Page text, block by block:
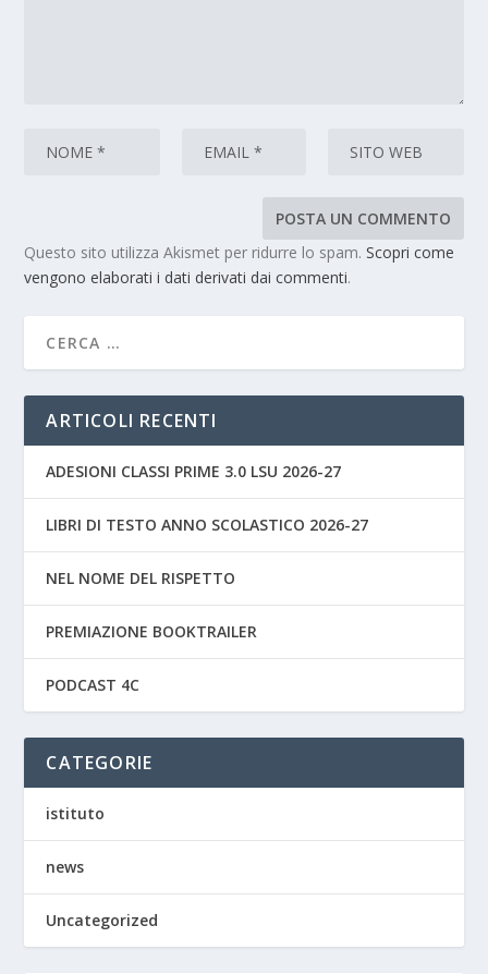
Questo sito utilizza Akismet per ridurre lo spam.Scopri come
vengono elaborati i dati derivati dai commenti.
ARTICOLI RECENTI
ADESIONI CLASSI PRIME 3.0 LSU 2026-27
LIBRI DI TESTO ANNO SCOLASTICO 2026-27
NEL NOME DEL RISPETTO
PREMIAZIONE BOOKTRAILER
PODCAST 4C
CATEGORIE
istituto
news
Uncategorized